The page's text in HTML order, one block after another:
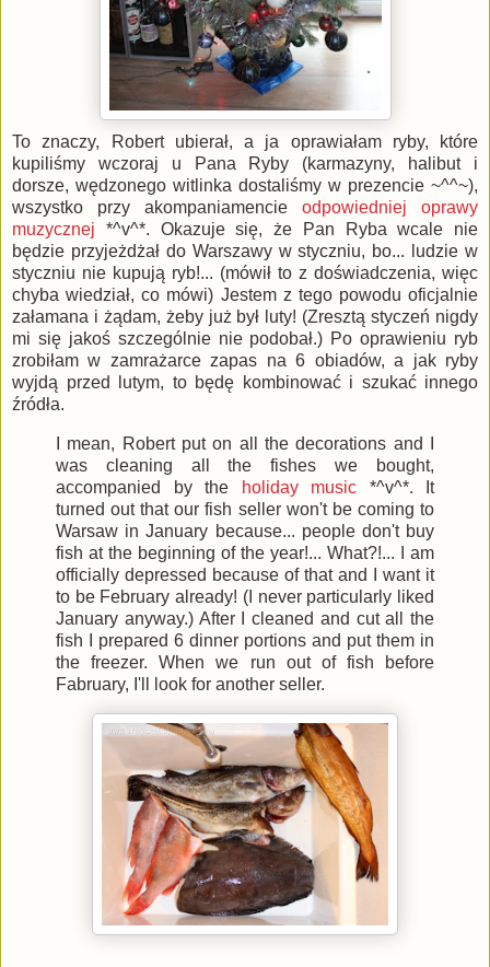
To znaczy, Robert ubierał, a ja oprawiałam ryby, które
kupiliśmy wczoraj u Pana Ryby (karmazyny, halibut i
dorsze, wędzonego witlinka dostaliśmy w prezencie ~^^~),
wszystko przy akompaniamencie odpowiedniej oprawy
muzycznej *^v^*. Okazuje się, że Pan Ryba wcale nie
będzie przyjeżdżał do Warszawy w styczniu, bo... ludzie w
styczniu nie kupują ryb!... (mówił to z doświadczenia, więc
chyba wiedział, co mówi) Jestem z tego powodu oficjalnie
załamana i żądam, żeby już był luty! (Zresztą styczeń nigdy
mi się jakoś szczególnie nie podobał.) Po oprawieniu ryb
zrobiłam w zamrażarce zapas na 6 obiadów, a jak ryby
wyjdą przed lutym, to będę kombinować i szukać innego
źródła.
I mean, Robert put on all the decorations and I
was cleaning all the fishes we bought,
accompanied by the
holiday music *^v^*. It
turned out that our fish seller won't be coming to
Warsaw in January because... people don't buy
fish at the beginning of the year!... What?!... I am
officially depressed because of that and I want it
to be February already! (I never particularly liked
January anyway.) After I cleaned and cut all the
fish I prepared 6 dinner portions and put them in
the freezer. When we run out of fish before
Fabruary, I'll look for another seller.